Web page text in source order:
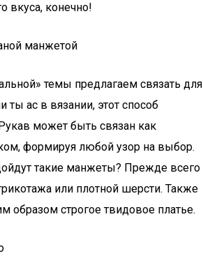
вкуса, конечно!
манжетой
темы предлагаем связать для
ты ас в вязании, этот способ
может быть связан как
формируя любой узор на выбор.
такие манжеты? Прежде всего
или плотной шерсти. Также
образом строгое твидовое платье.